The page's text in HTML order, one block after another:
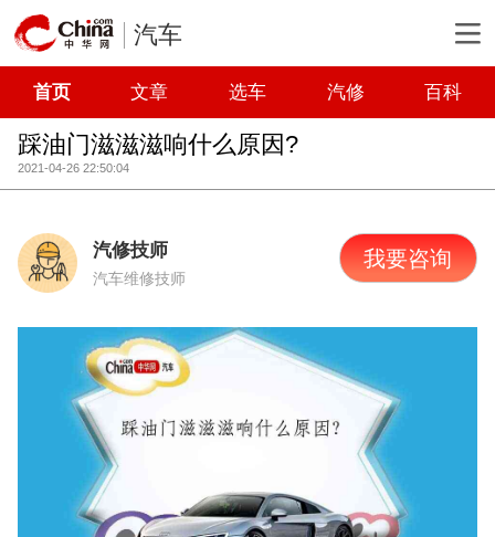
汽车
首页 文章 选车 汽修 百科
踩油门滋滋滋响什么原因?
2021-04-26 22:50:04
汽修技师
汽车维修技师
我要咨询